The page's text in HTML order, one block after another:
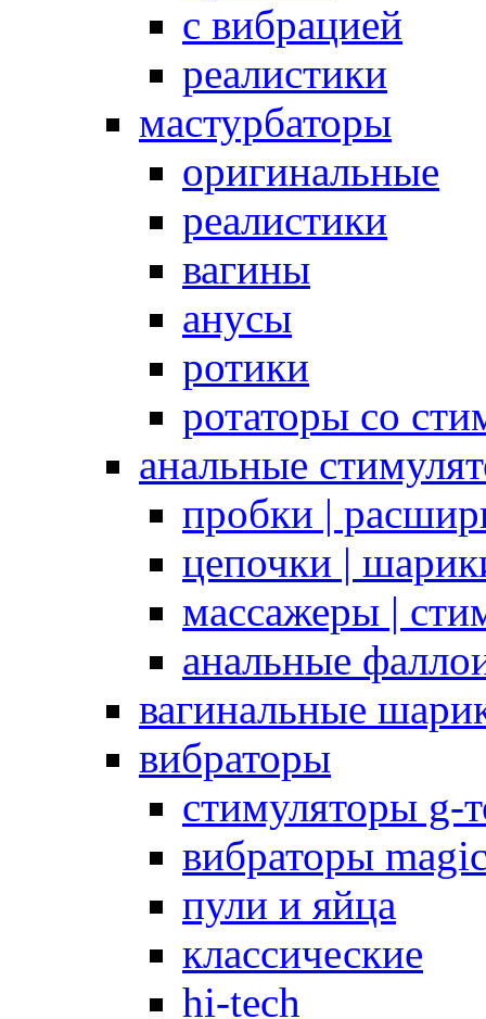
с вибрацией
реалистики
мастурбаторы
оригинальные
реалистики
вагины
анусы
ротики
ротаторы со
анальные
пробки |
цепочки |
массажеры |
анальные
вагинальные
вибраторы
стимуляторы g-
вибраторы
пули и яйца
классические
hi-tech